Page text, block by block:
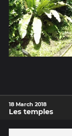
18 March 2018
Les temples